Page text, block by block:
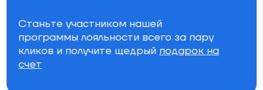
Factory Tuned - сноуборд готов к
использованию сразу после покупки и еще
на фабрике канты заточены по всей длине,
Станьте участником нашей
программы лояльности всего за пару
кликов и получите щедрый подарок на
счет